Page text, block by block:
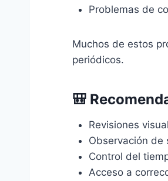
Problemas de
Muchos de estos
periódicos.
🎒
Revisiones
Observación de
Control del
Acceso a